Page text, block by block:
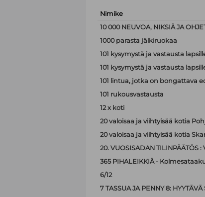
Nimike
10 000 NEUVOA, NIKSIÄ JA
1000 parasta jälkiruokaa
101 kysymystä ja vastausta
101 kysymystä ja vastausta
101 lintua, jotka on bongattava
101 rukousvastausta
12 x koti
20 valoisaa ja viihtyisää kotia
20 valoisaa ja viihtyisää kotia
20. VUOSISADAN TILINPÄÄTÖS
365 PIHALEIKKIÄ -
6/12
7 TASSUA JA PENNY 8: